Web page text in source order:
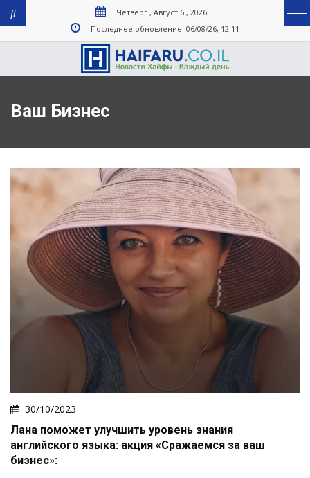
Четверг , Август 6 , 2026
Последнее обновление: 06/08/26, 12:11
Ваш Бизнес
30/10/2023
Лана поможет улучшить уровень знания
английского языка: акция «Сражаемся за ваш
бизнес»: